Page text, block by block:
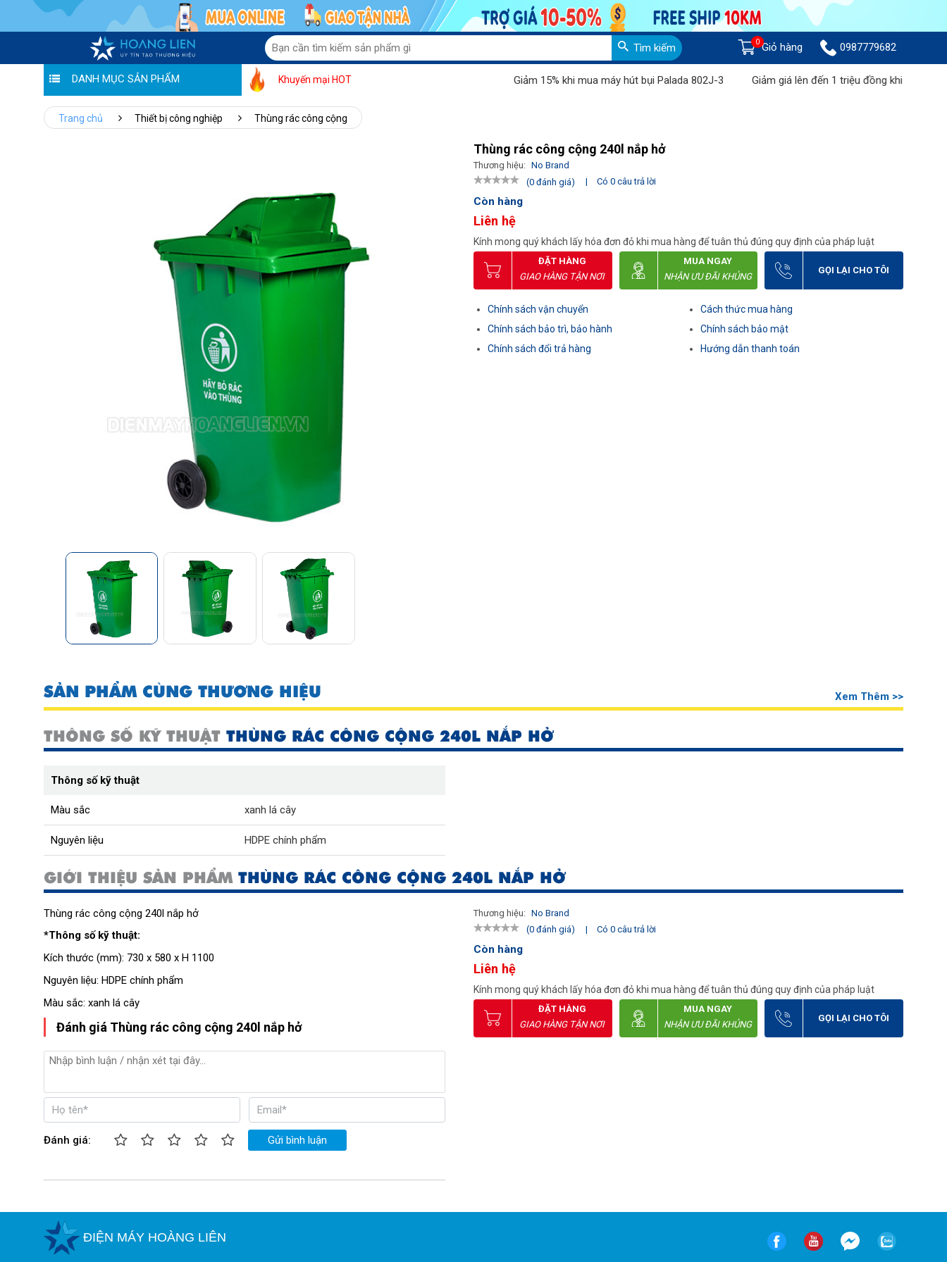
Tìm kiếm 0 Giỏ hàng 0987779682
DANH MỤC SẢN PHẨM Khuyến mại HOT Giảm 15% khi mua máy hút bụi Palada 802J-3 Giảm giá lên đến 1 triệu đồng khi mua Máy
Trang chủ Thiết bị công nghiệp Thùng rác công cộng
Thùng rác công cộng 240l nắp hở
Thương hiệu: No Brand
(0 đánh giá)
| Có 0 câu trả lời
Còn hàng
Liên hệ
Kính mong quý khách lấy hóa đơn đỏ khi mua hàng để tuân thủ đúng quy định của pháp luật
ĐẶT HÀNG
GIAO HÀNG TẬN NƠI
MUA NGAY
NHẬN ƯU ĐÃI KHỦNG
GỌI LẠI CHO TÔI
Chính sách vận chuyển
Chính sách bảo trì, bảo hành
Chính sách đổi trả hàng
Cách thức mua hàng
Chính sách bảo mật
Hướng dẫn thanh toán
SẢN PHẨM CÙNG THƯƠNG HIỆU Xem Thêm >>
THÔNG SỐ KỸ THUẬT THÙNG RÁC CÔNG CỘNG 240L NẮP HỞ
Thông số kỹ thuật
Màu sắc xanh lá cây
Nguyên liệu HDPE chính phẩm
GIỚI THIỆU SẢN PHẨM THÙNG RÁC CÔNG CỘNG 240L NẮP HỞ
Thùng rác công cộng 240l nắp hở
*Thông số kỹ thuật:
Kích thước (mm): 730 x 580 x H 1100
Nguyên liệu: HDPE chính phẩm
Màu sắc: xanh lá cây
Đánh giá Thùng rác công cộng 240l nắp hở
Đánh giá: Gửi bình luận
Thương hiệu: No Brand
(0 đánh giá)
| Có 0 câu trả lời
Còn hàng
Liên hệ
Kính mong quý khách lấy hóa đơn đỏ khi mua hàng để tuân thủ đúng quy định của pháp luật
ĐẶT HÀNG
GIAO HÀNG TẬN NƠI
MUA NGAY
NHẬN ƯU ĐÃI KHỦNG
GỌI LẠI CHO TÔI
ĐIỆN MÁY HOÀNG LIÊN